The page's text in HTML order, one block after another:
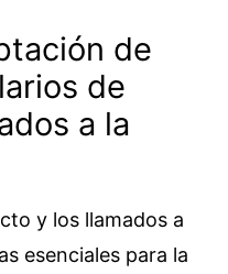
de
de
a la
y los llamados a
esenciales para la